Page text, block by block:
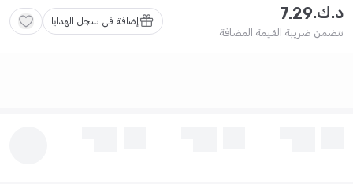
د.ك. 7.29
تتضمن ضريبة القيمة المضافة
إضافة في سجل الهدايا